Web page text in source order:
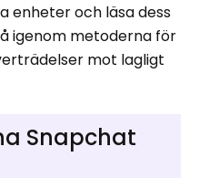
enheter och läsa dess
igenom metoderna för
mot lagligt
Snapchat